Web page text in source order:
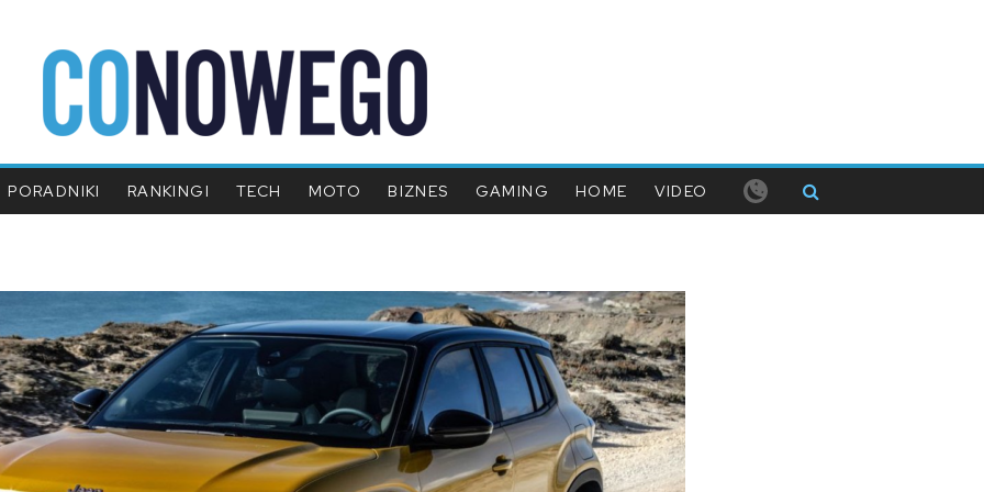
PORADNIKI RANKINGI TECH MOTO BIZNES GAMING HOME VIDEO